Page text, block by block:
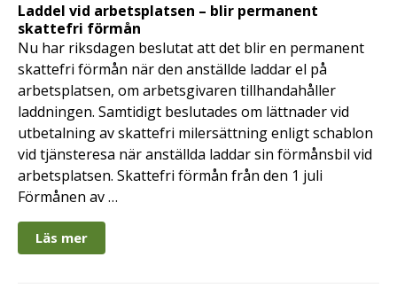
Laddel vid arbetsplatsen – blir permanent
skattefri förmån
Nu har riksdagen beslutat att det blir en permanent
skattefri förmån när den anställde laddar el på
arbetsplatsen, om arbetsgivaren tillhandahåller
laddningen. Samtidigt beslutades om lättnader vid
utbetalning av skattefri milersättning enligt schablon
vid tjänsteresa när anställda laddar sin förmånsbil vid
arbetsplatsen. Skattefri förmån från den 1 juli
Förmånen av …
Läs mer